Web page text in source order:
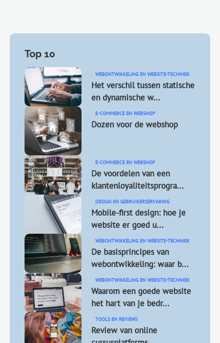
Top 10
WEBONTWIKKELING EN WEBSITE-TECHNIEK
Het verschil tussen statische
en dynamische w...
E-COMMERCE EN WEBSHOP
Dozen voor de webshop
E-COMMERCE EN WEBSHOP
De voordelen van een
klantenloyaliteitsprogra...
DESIGN EN GEBRUIKERSERVARING
Mobile-first design: hoe je
website er goed u...
WEBONTWIKKELING EN WEBSITE-TECHNIEK
De basisprincipes van
webontwikkeling: waar b...
WEBONTWIKKELING EN WEBSITE-TECHNIEK
Waarom een goede website
het hart van je bedr...
TOOLS EN REVIEWS
Review van online